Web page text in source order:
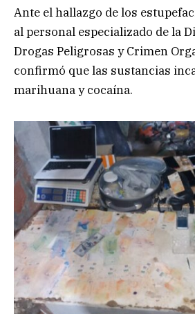
Ante el hallazgo de los
al personal especializado de la
Drogas Peligrosas y Crimen
confirmó que las sustancias
marihuana y cocaína.